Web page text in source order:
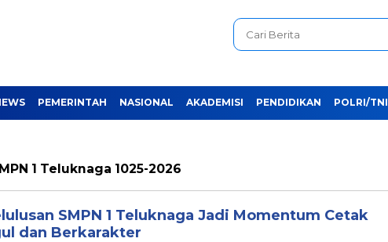
PEMERINTAH NASIONAL AKADEMISI PENDIDIKAN POLRI/TNI
1 Teluknaga 1025-2026
SMPN 1 Teluknaga Jadi Momentum Cetak
dan Berkarakter